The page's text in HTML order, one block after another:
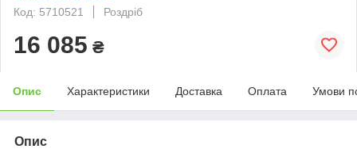
Код: 5710521
Роздріб
16 085 ₴
Опис Характеристики Доставка Оплата Умови
Опис